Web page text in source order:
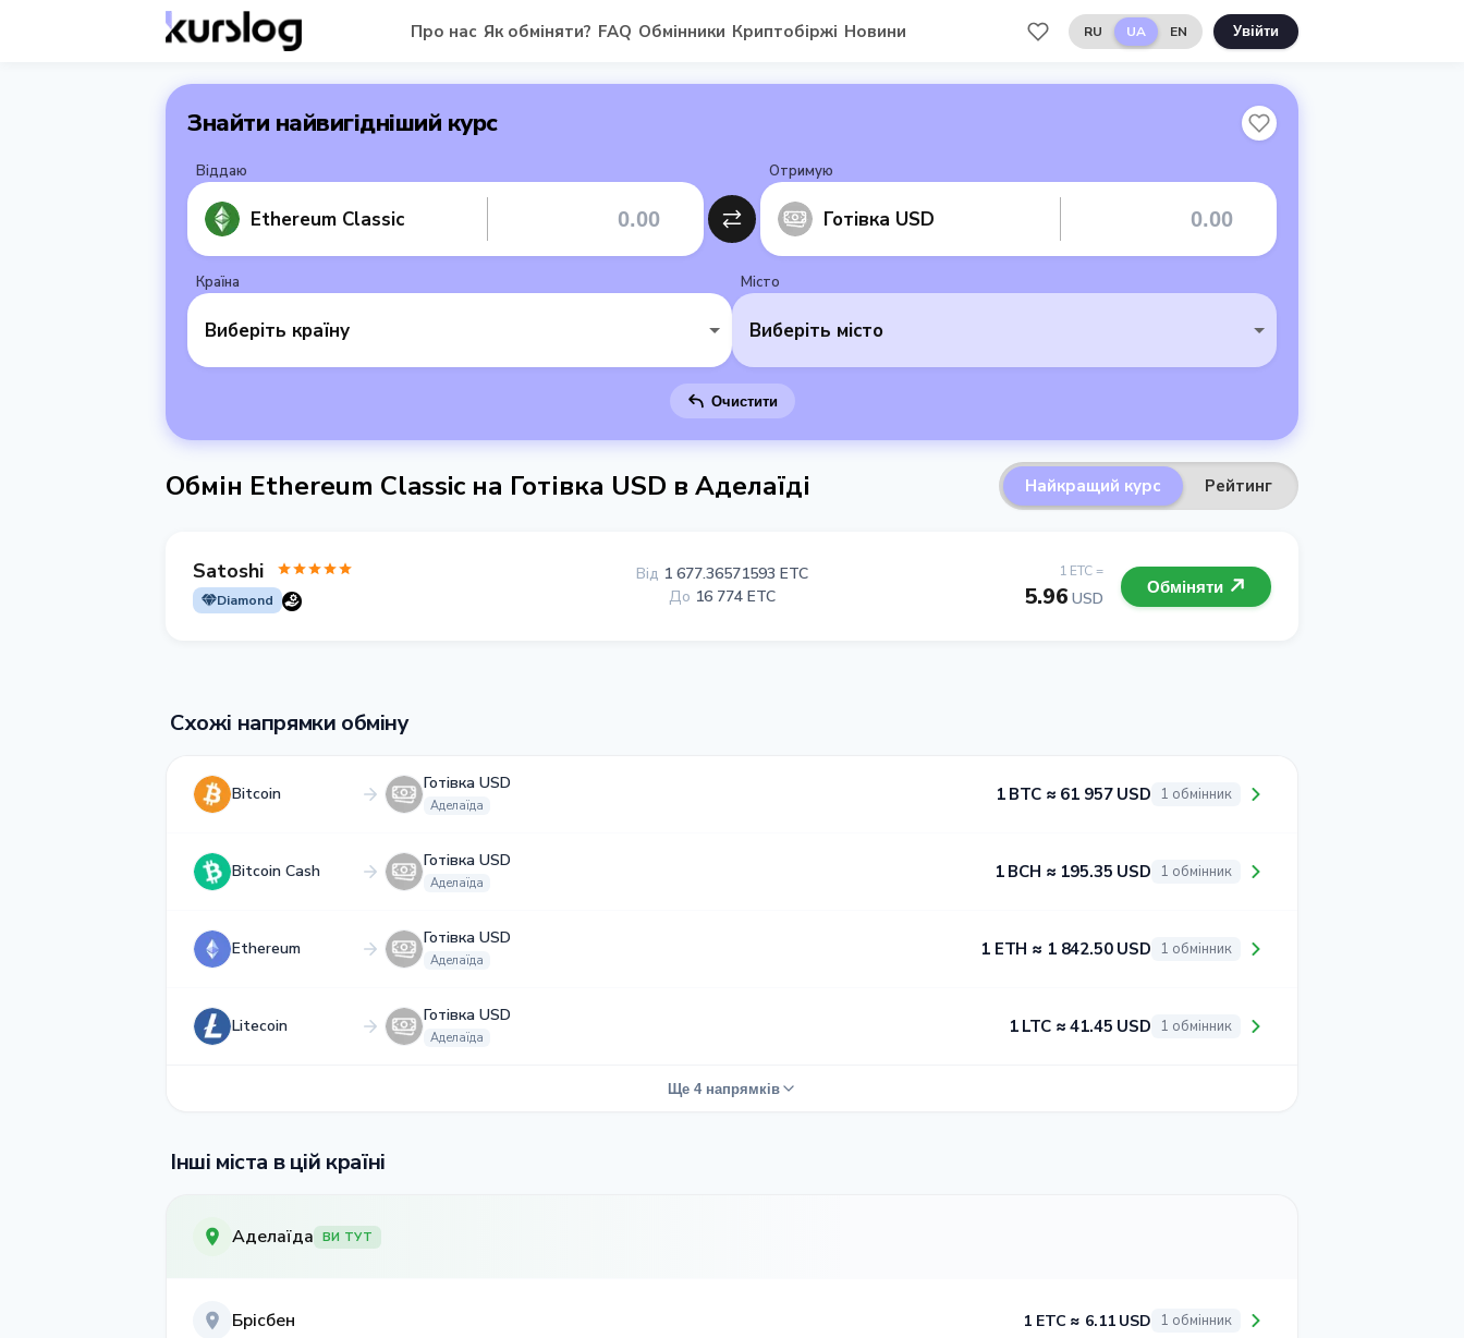
Про нас Як обміняти? FAQ Обмінники Криптобіржі Новини RU UA EN Увійти
Знайти найвигідніший курс
Віддаю
Ethereum Classic
Отримую
Готівка USD
Країна
Виберіть країну
Місто
Виберіть місто
Очистити
Обмін Ethereum Classic на Готівка USD в Аделаїді Найкращий курс Рейтинг
Satoshi
Diamond
1 ETC =
5.96 USD
Від 1 677.36571593 ETC
До 16 774 ETC Обміняти
Схожі напрямки обміну
Bitcoin
Готівка USD
Аделаїда
1 BTC ≈ 61 957 USD 1 обмінник
Bitcoin Cash
Готівка USD
Аделаїда
1 BCH ≈ 195.35 USD 1 обмінник
Ethereum
Готівка USD
Аделаїда
1 ETH ≈ 1 842.50 USD 1 обмінник
Litecoin
Готівка USD
Аделаїда
1 LTC ≈ 41.45 USD 1 обмінник
Ще 4 напрямків
Інші міста в цій країні
Аделаїда ВИ ТУТ
Брісбен 1 ETC ≈ 6.11 USD 1 обмінник